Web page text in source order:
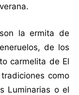
la ermita de
de los
carmelita de El
como
Luminarias o el